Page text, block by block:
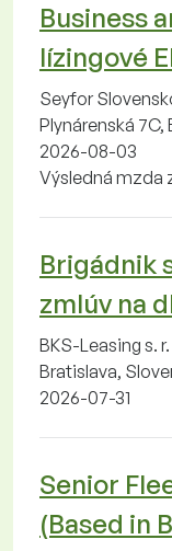
Business
lízingové
Seyfor
Plynárenská
2026-08-03
Výsledná mzda
Brigádnik
zmlúv na
BKS-Leasing s.
Bratislava,
2026-07-31
Senior
(Based in